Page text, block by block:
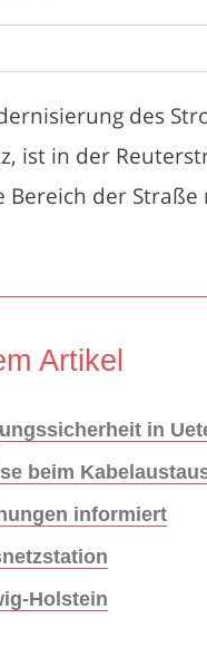
des
ist in der
der
Artikel
in
beim
informiert
Holstein